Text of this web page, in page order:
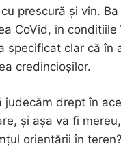
prescură și vin.
CoVid, în
specificat clar că în
credincioșilor.
judecăm drept în
și așa va fi
orientării în